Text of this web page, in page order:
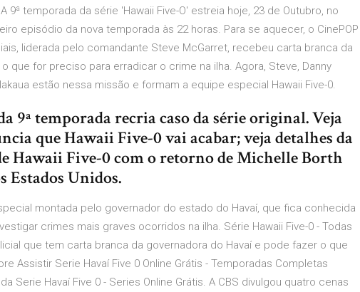
9ª temporada da série 'Hawaii Five-O' estreia hoje, 23 de Outubro, no
episódio da nova temporada às 22 horas. Para se aquecer, o CinePOP
liderada pelo comandante Steve McGarret, recebeu carta branca da
que for preciso para erradicar o crime na ilha. Agora, Steve, Danny
estão nessa missão e formam a equipe especial Hawaii Five-0.
9ª temporada recria caso da série original. Veja
que Hawaii Five-0 vai acabar; veja detalhes da
Hawaii Five-0 com o retorno de Michelle Borth
Estados Unidos.
montada pelo governador do estado do Havaí, que fica conhecida
crimes mais graves ocorridos na ilha. Série Hawaii Five-0 - Todas
que tem carta branca da governadora do Havaí e pode fazer o que
Assistir Serie Havaí Five 0 Online Grátis - Temporadas Completas
Serie Havaí Five 0 - Series Online Grátis. A CBS divulgou quatro cenas